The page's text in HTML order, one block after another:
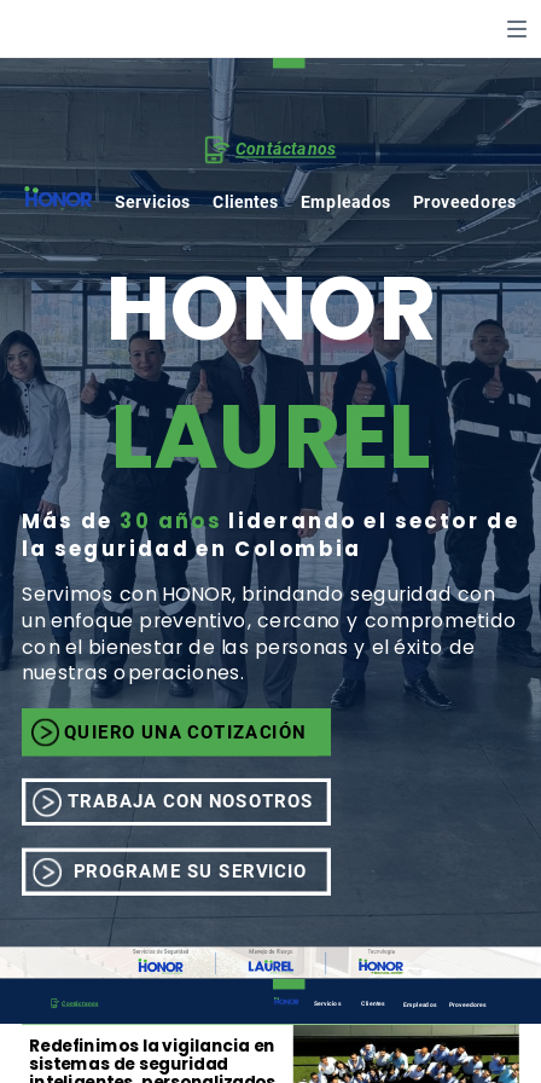
Más de 30 años liderando el sector de
la seguridad en Colombia
Servimos con HONOR, brindando seguridad con
un enfoque preventivo, cercano y comprometido
con el bienestar de las personas y el éxito de
nuestras operaciones.
QUIERO UNA COTIZACIÓN
LAUREL
Servicios Clientes Empleados Proveedores
HONOR
TRABAJA CON NOSOTROS
Contáctanos
PROGRAME SU SERVICIO
Redefinimos la vigilancia en
sistemas de seguridad
Servicios Clientes Empleados Proveedores
Contáctanos